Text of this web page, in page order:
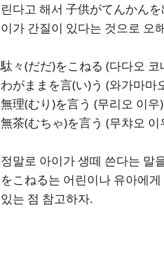
린다고 해서 子供がてんかん
이가 간질이 있다는 것으로 오
駄々(だだ)をこねる (다다오
わがままを言(い)う (와가마마
無理(むり)を言う (무리오 이
無茶(むちゃ)を言う (무챠오
정말로 아이가 생떼 쓴다는 말
をこねる는 어린이나 유아에
있는 점 참고하자.